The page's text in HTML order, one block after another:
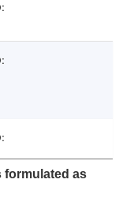
formulated as